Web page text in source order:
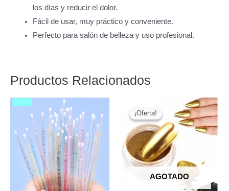
los días y reducir el dolor.
Fácil de usar, muy práctico y conveniente.
Perfecto para salón de belleza y uso profesional.
Productos Relacionados
¡Oferta!
AGOTADO
¡Oferta!